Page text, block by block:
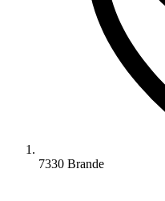
7330 Brande